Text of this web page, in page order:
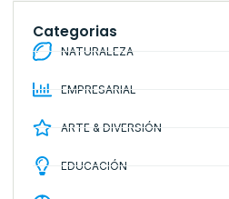
Categorias
NATURALEZA
EMPRESARIAL
ARTE & DIVERSIÓN
EDUCACIÓN